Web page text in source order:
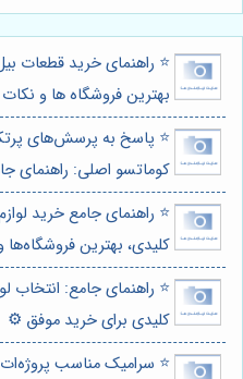
⭐️ راهنمای خرید قطعات
بهترین فروشگاه ها و
⭐️ پاسخ به پرسش‌های
کوماتسو اصلی: راهنمای
⭐️ راهنمای جامع خرید
کلیدی، بهترین
⭐️ راهنمای جامع:
کلیدی برای خرید موفق ⚙️
⭐️ سرامیک مناسب